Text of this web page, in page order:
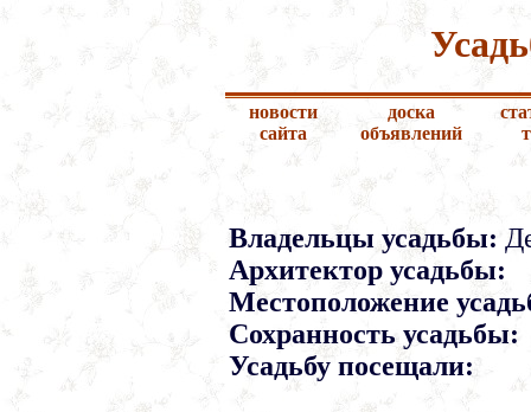
новости
сайта
доска
объявлений
Владельцы усадьбы:
Архитектор усадьбы:
Местоположение
Сохранность усадьбы:
Усадьбу посещали: